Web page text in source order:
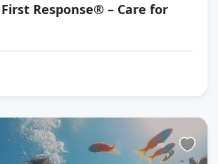
Response® – Care for